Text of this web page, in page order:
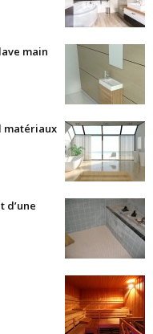
main
matériaux
d’une